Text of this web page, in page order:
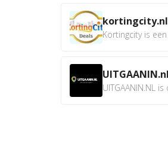
kortingcity.nl
Kortingcity is
UITGAANIN.nl
UITGAANIN.NL